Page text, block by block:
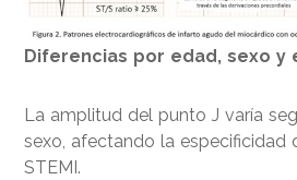
Diferencias por edad, sexo y
La amplitud del punto J varía
sexo, afectando la especificidad
STEMI.